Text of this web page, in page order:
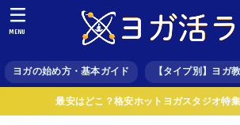
ヨガの始め方・基本ガイド 【タイプ別】ヨガ
MENU
最安はどこ？格安ホットヨガスタジオ特